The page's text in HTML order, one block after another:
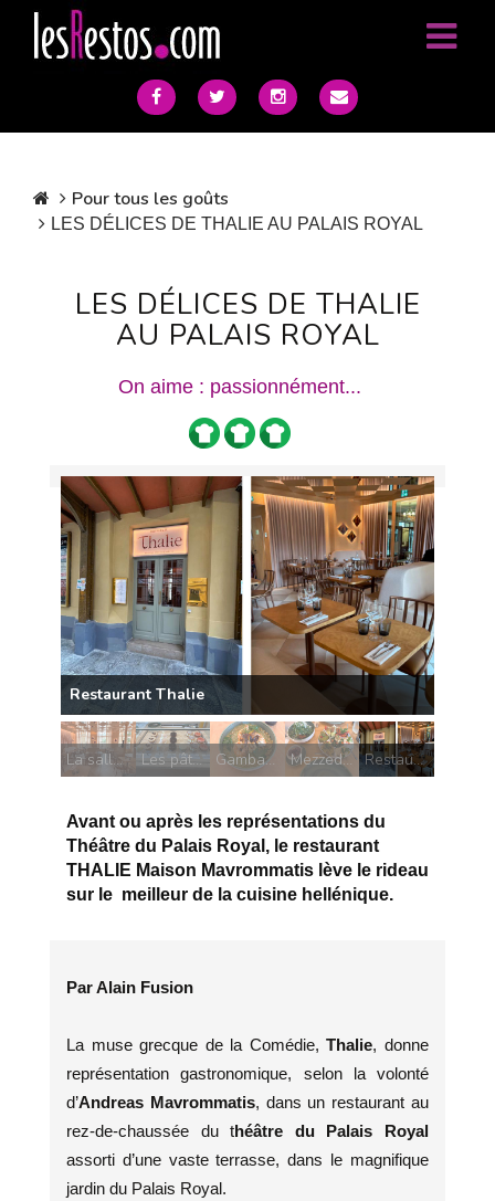
Pour tous les goûts
LES DÉLICES DE THALIE AU PALAIS ROYAL
LES DÉLICES DE THALIE
AU PALAIS ROYAL
On aime : passionnément...
Restaurant Thalie
Mezzedes froids
Gambas risotto d'épeautre
Les pâtisseries
La salle de Thalie
Avant ou après les représentations du
Théâtre du Palais Royal, le restaurant
THALIE Maison Mavrommatis lève le rideau
sur le meilleur de la cuisine hellénique.
Par Alain Fusion
La muse grecque de la Comédie,Thalie, donne
représentation gastronomique, selon la volonté
d’Andreas Mavrommatis, dans un restaurant au
rez-de-chaussée du théâtre du Palais Royal
assorti d’une vaste terrasse, dans le magnifique
jardin du Palais Royal.